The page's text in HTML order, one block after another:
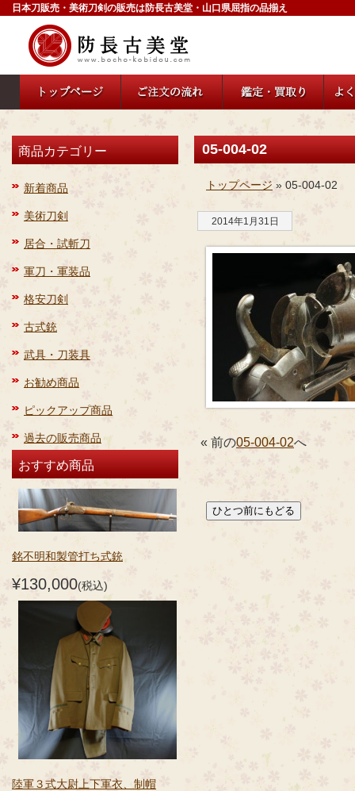
日本刀販売・美術刀剣の販売は防長古美堂・山口県屈指の品揃え
商品カテゴリー
新着商品
美術刀剣
居合・試斬刀
軍刀・軍装品
格安刀剣
古式銃
武具・刀装具
お勧め商品
ピックアップ商品
過去の販売商品
おすすめ商品
銘不明和製管打ち式銃
¥130,000(税込)
陸軍３式大尉上下軍衣、制帽
05-004-02
トップページ » 05-004-02
2014年1月31日
« 前の05-004-02へ